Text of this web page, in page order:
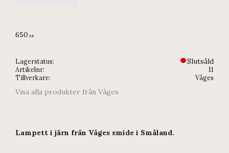
650 KR
Lagerstatus Slutsåld
Artikelnr
11
Tillverkare
Våges
Visa alla produkter från Våges
Lampett i järn från Våges smide i Småland.